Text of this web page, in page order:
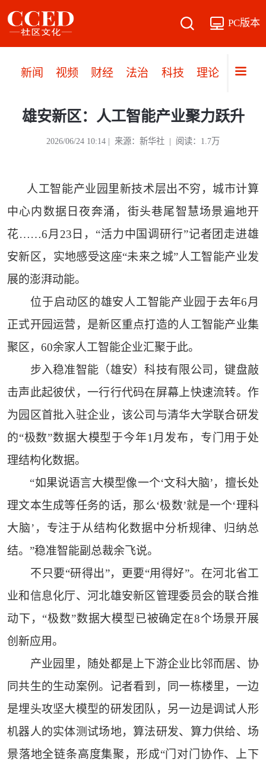
PC版本
新闻 视频 财经 法治 科技 理论 党建
雄安新区：人工智能产业聚力跃升
2026/06/24 10:14 | 来源：新华社 | 阅读：1.7万
人工智能产业园里新技术层出不穷，城市计算
中心内数据日夜奔涌，街头巷尾智慧场景遍地开
花……6月23日，“活力中国调研行”记者团走进雄
安新区，实地感受这座“未来之城”人工智能产业发
展的澎湃动能。
位于启动区的雄安人工智能产业园于去年6月
正式开园运营，是新区重点打造的人工智能产业集
聚区，60余家人工智能企业汇聚于此。
步入稳准智能（雄安）科技有限公司，键盘敲
击声此起彼伏，一行行代码在屏幕上快速流转。作
为园区首批入驻企业，该公司与清华大学联合研发
的“极数”数据大模型于今年1月发布，专门用于处
理结构化数据。
“如果说语言大模型像一个‘文科大脑’，擅长处
理文本生成等任务的话，那么‘极数’就是一个‘理科
大脑’，专注于从结构化数据中分析规律、归纳总
结。”稳准智能副总裁余飞说。
不只要“研得出”，更要“用得好”。在河北省工
业和信息化厅、河北雄安新区管理委员会的联合推
动下，“极数”数据大模型已被确定在8个场景开展
创新应用。
产业园里，随处都是上下游企业比邻而居、协
同共生的生动案例。记者看到，同一栋楼里，一边
是埋头攻坚大模型的研发团队，另一边是调试人形
机器人的实体测试场地，算法研发、算力供给、场
景落地全链条高度集聚，形成“门对门协作、上下